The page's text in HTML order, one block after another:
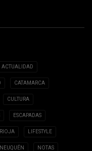
ACTUALIDAD
CATAMARCA
CULTURA
ESCAPADAS
RIOJA LIFESTYLE
NEUQUÉN NOTAS